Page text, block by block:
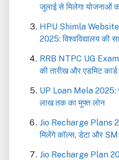
जुलाई से मिलेगा योजनाओं
HPU Shimla
2025: विश्वविद्यालय की
RRB NTPC UG Exam
की तारीख और एडमिट
UP Loan Mela 2025:
लाख तक का मुफ्त लोन
Jio Recharge Plans
मिलेंगे कॉल्स, डेटा और
Jio Recharge Plan